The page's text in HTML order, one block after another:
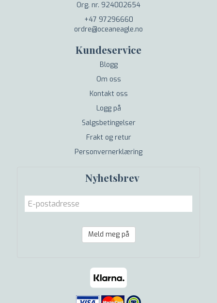
Org. nr. 924002654
+47 97296660
ordre@oceaneagle.no
Kundeservice
Blogg
Om oss
Kontakt oss
Logg på
Salgsbetingelser
Frakt og retur
Personvernerklæring
Nyhetsbrev
Meld meg på